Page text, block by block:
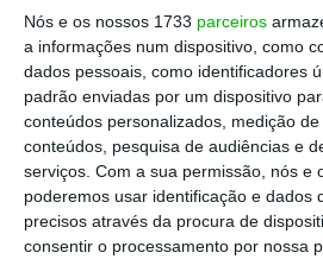
Nós e os nossos 1733 parceiros
a informações num dispositivo, como
dados pessoais, como identificadores
padrão enviadas por um dispositivo
conteúdos personalizados, medição
conteúdos, pesquisa de audiências e
serviços. Com a sua permissão, nós e
poderemos usar identificação e dados
precisos através da procura de
consentir o processamento por nossa
“O Congresso aprovou a
a ameaças externas, não
cheque em branco aos
pudessem decidir as suas
económicas internas”, lê-se